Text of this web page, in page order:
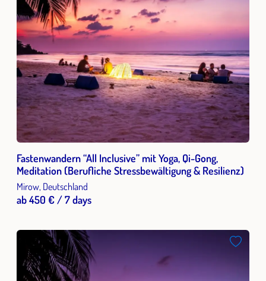
Fastenwandern “All Inclusive” mit Yoga, Qi-Gong,
Meditation (Berufliche Stressbewältigung & Resilienz)
Mirow, Deutschland
ab 450 € / 7 days